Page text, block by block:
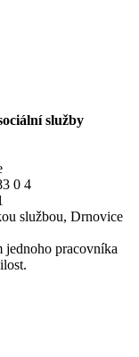
služby
4
službou, Drnovice
pracovníka